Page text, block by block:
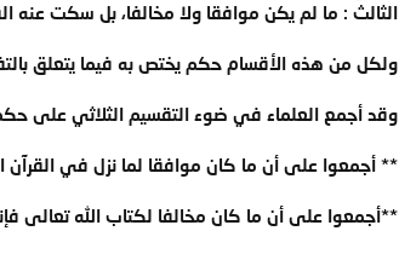
الثالث : ما لم يكن موافقا ولا مخالفا، بل سكت عنه
ولكل من هذه الأقسام حكم يختص به فيما يتعلق
وقد أجمع العلماء في ضوء التقسيم الثلاثي على
** أجمعوا على أن ما كان موافقا لما نزل في القرآن
**أجمعوا على أن ما كان مخالفا لكتاب الله تعالى